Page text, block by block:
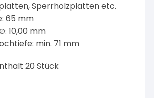
Sperrholzplatten etc.
65 mm
10,00 mm
min. 71 mm
20 Stück